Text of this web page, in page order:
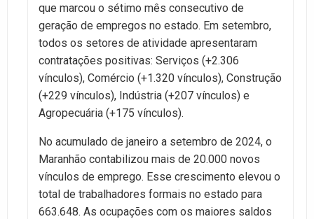
que marcou o sétimo mês consecutivo de
geração de empregos no estado. Em setembro,
todos os setores de atividade apresentaram
contratações positivas: Serviços (+2.306
vínculos), Comércio (+1.320 vínculos), Construção
(+229 vínculos), Indústria (+207 vínculos) e
Agropecuária (+175 vínculos).
No acumulado de janeiro a setembro de 2024, o
Maranhão contabilizou mais de 20.000 novos
vínculos de emprego. Esse crescimento elevou o
total de trabalhadores formais no estado para
663.648. As ocupações com os maiores saldos